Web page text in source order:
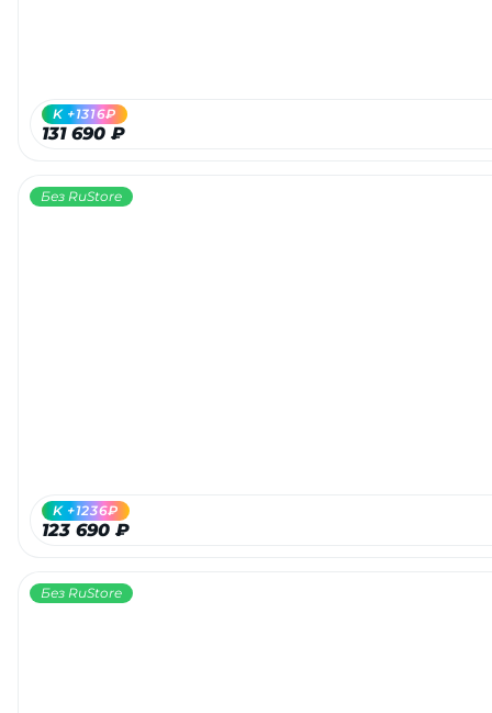
131 690 ₽
K +1316₽
Без RuStore
123 690 ₽
K +1236₽
Без RuStore